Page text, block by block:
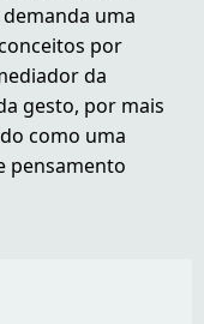
uma
por
da
gesto, por mais
como uma
pensamento